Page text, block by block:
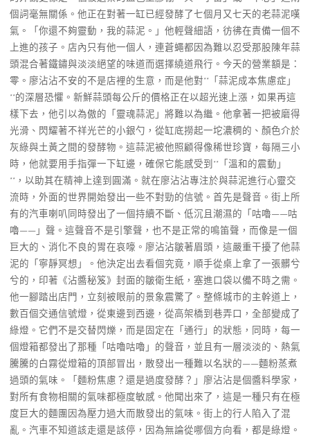
個詞毫無關係。他正在對著一缸已經發酵了七個月又七天的老蒜泥嘆
氣。「你還不夠靈動，我的蒜泥。」他輕聲細語，彷彿在責備一個不
上進的孩子。店內只有他一個人，連蒼蠅都因為難以忍受那股陳年蒜
頭混合著鐵鏽與淡淡絕望的味道而選擇繞道飛行。今天的營業額是：
零。廖沾沾不安的不是店裡的生意，而是他對**「蒜泥成本焦慮症」
**的深層恐懼。新鮮蒜頭每公斤的價格正在以超光速上漲，如果再這
樣下去，他引以為傲的「靈魂蒜泥」將難以為繼。他拿著一把被磨得
光滑、閃耀著不祥光芒的小銀勺，從缸底撈起一坨濃稠的、顏色介於
灰綠與土黃之間的發酵物。這蒜泥被他照顧得像稀世珍寶，每隔三小
時，他就要用手指彈一下缸邊，確保它能感受到**「溫和的震動」
**，以助其在精神上達到圓滿。就在廖沾沾專注於與蒜泥進行心靈交
流時，外面的世界開始發出一些不對勁的信號。首先是聲音。街上所
有的汽車喇叭同時發出了一個持續不斷、低沉且潮濕的「咕嚕——咕
嚕——」聲。這聲音不是引擎聲，也不是正常的鳴笛聲，而像是一個
巨大的、消化不良的胃在哀嚎。廖沾沾皺著眉頭，這嚴重干擾了他蒜
泥的「寧靜冥想」。他決定出去看個究竟，順手從桌上拿了一張髒兮
兮的，印著《沾醬秘笈》封面的皺衛生紙，塞進口袋以備不時之需。
他一腳踏出店門，立刻被眼前的景象震驚了。整條城市的主幹道上，
數百個交通信號燈，從東邊到西邊，從高架橋到巷弄口，全部變成了
綠燈。它們不是交替閃爍，而是固定在「通行」的狀態，同時，每一
個燈箱都發出了那種「咕嚕咕嚕」的聲音，並且有一層淡淡的、熱氣
騰騰的白霧從燈箱的頂部冒出，散發出一種難以名狀的——麵粉蒸煮
過頭的氣味。「麵粉焦慮？還是過度發酵？」廖沾沾是個醬料學家，
對所有食物相關的氣味都極度敏感。他聞出來了，這是一種只有在極
度巨大的麵團因為壓力過大而散發出的氣味。街上的行人陷入了混
亂。汽車不知道該走還是該停，因為無論從哪個方向看，都是綠燈。